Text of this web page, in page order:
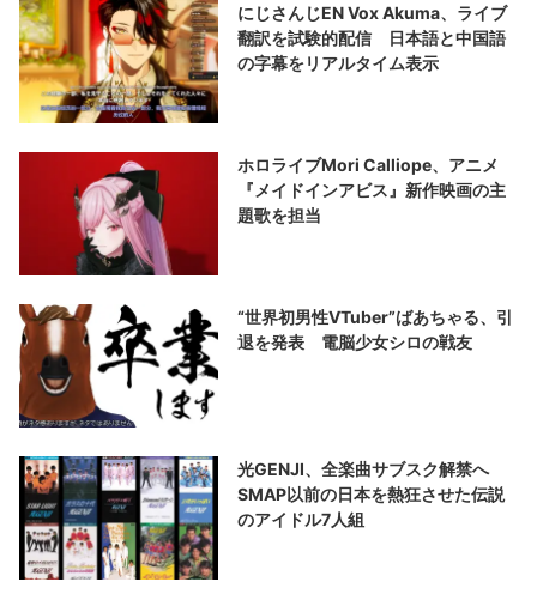
にじさんじEN Vox Akuma、ライブ
翻訳を試験的配信 日本語と中国語
の字幕をリアルタイム表示
ホロライブMori Calliope、アニメ
『メイドインアビス』新作映画の主
題歌を担当
“世界初男性VTuber”ばあちゃる、引
退を発表 電脳少女シロの戦友
光GENJI、全楽曲サブスク解禁へ
SMAP以前の日本を熱狂させた伝説
のアイドル7人組